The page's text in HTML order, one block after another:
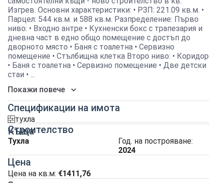
Изгрев. Основни характеристики: • РЗП: 221.09 кв.м. •
Парцел: 544 кв.м. и 588 кв.м. Разпределение: Първо
ниво: • Входно антре • Кухненски бокс с трапезария и
дневна част в едно общо помещение с достъп до
дворното място • Баня с тоалетна • Сервизно
помещение • Стълбищна клетка Второ ниво: • Коридор
• Баня с тоалетна • Сервизно помещение • Две детски
стаи • ...
Покажи повече
Спецификации на имота
tuhlaтухла
Къща
Строителство
Тухла
Год. на построяване:
2024
Цена
Цена на кв.м: €1411,76